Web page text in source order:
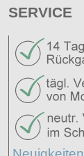
SERVICE